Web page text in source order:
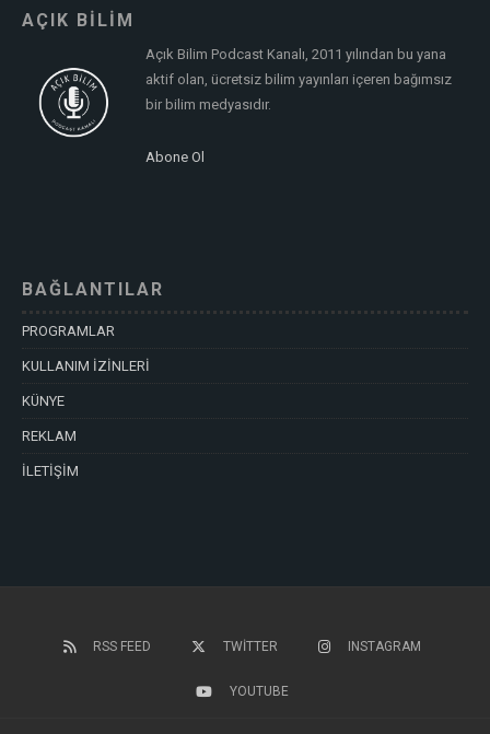
AÇIK BİLİM
Açık Bilim Podcast Kanalı, 2011 yılından bu yana
aktif olan, ücretsiz bilim yayınları içeren bağımsız
bir bilim medyasıdır.
Abone Ol
BAĞLANTILAR
PROGRAMLAR
KULLANIM İZİNLERİ
KÜNYE
REKLAM
İLETİŞİM
RSS FEED TWITTER INSTAGRAM
YOUTUBE